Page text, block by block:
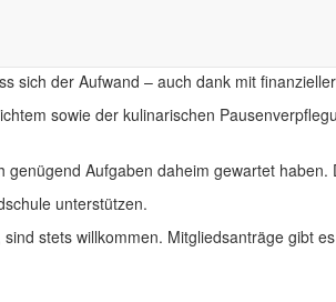
im Hort Tintenklecks abgeschlossen
sich der Aufwand – auch dank mit
sowie der kulinarischen
Aufgaben daheim gewartet
unterstützen.
stets willkommen. Mitgliedsanträge gibt